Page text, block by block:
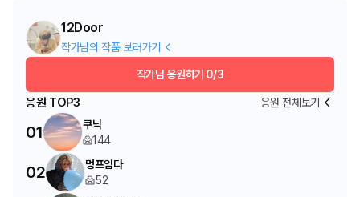
12Door
작가님의 작품 보러가기
작가님 응원하기 0/3
응원 TOP3 응원 전체보기
01
쿠닉
144
02
멍프임다
52